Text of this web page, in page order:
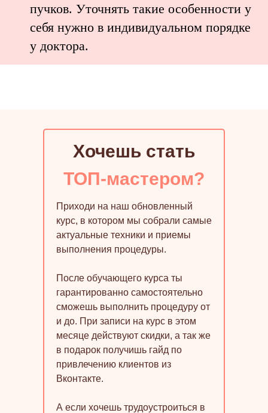
пучков. Уточнять такие особенности у
себя нужно в индивидуальном порядке
у доктора.
Хочешь стать
ТОП-мастером?
Приходи на наш обновленный
курс, в котором мы собрали самые
актуальные техники и приемы
выполнения процедуры.
После обучающего курса ты
гарантированно самостоятельно
сможешь выполнить процедуру от
и до. При записи на курс в этом
месяце действуют скидки, а так же
в подарок получишь гайд по
привлечению клиентов из
Вконтакте.
А если хочешь трудоустроиться в